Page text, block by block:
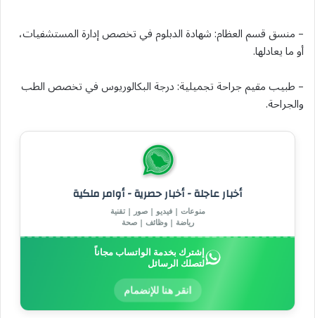
– منسق قسم العظام: شهادة الدبلوم في تخصص إدارة المستشفيات،
أو ما يعادلها.
– طبيب مقيم جراحة تجميلية: درجة البكالوريوس في تخصص الطب
والجراحة.
أخبار عاجلة - أخبار حصرية - أوامر ملكية
منوعات | فيديو | صور | تقنية
رياضة | وظائف | صحة
إشترك بخدمة الواتساب مجاناً
لتصلك الرسائل
انقر هنا للإنضمام